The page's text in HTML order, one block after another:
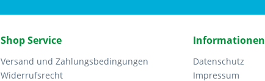
Shop Service
Versand und Zahlungsbedingungen
Widerrufsrecht
Informationen
Datenschutz
Impressum